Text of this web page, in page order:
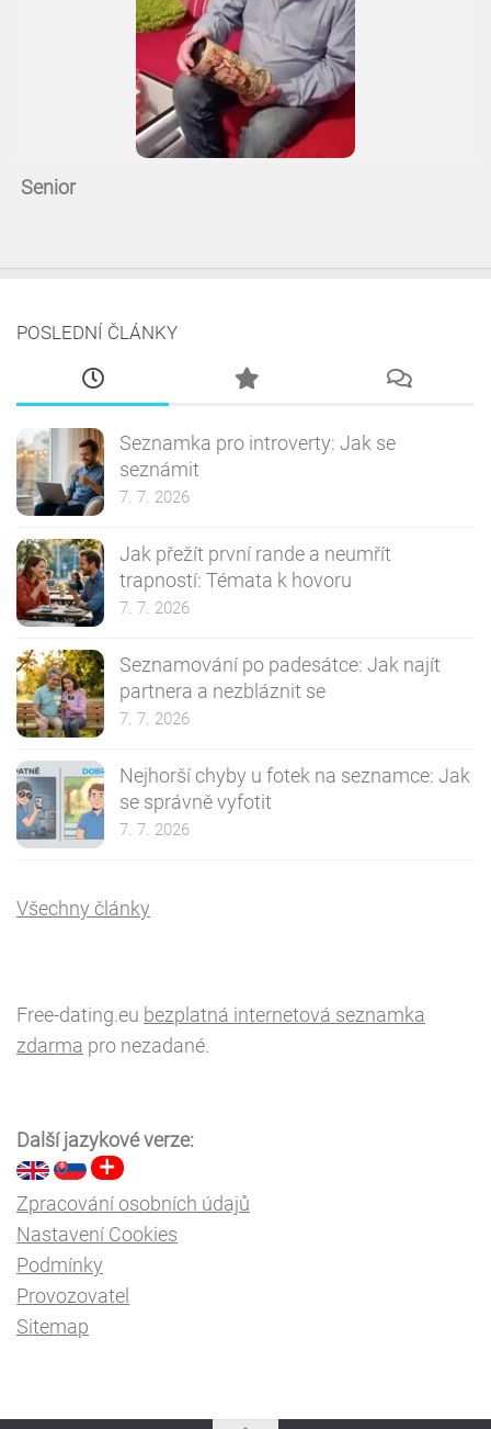
Senior
POSLEDNÍ ČLÁNKY
Seznamka pro introverty: Jak se
seznámit
7. 7. 2026
Jak přežít první rande a neumřít
trapností: Témata k hovoru
7. 7. 2026
Seznamování po padesátce: Jak najít
partnera a nezbláznit se
7. 7. 2026
Nejhorší chyby u fotek na seznamce: Jak
se správně vyfotit
7. 7. 2026
Všechny články
Free-dating.eu bezplatná internetová seznamka
zdarma pro nezadané.
Další jazykové verze:
Zpracování osobních údajů
Nastavení Cookies
Podmínky
Provozovatel
Sitemap